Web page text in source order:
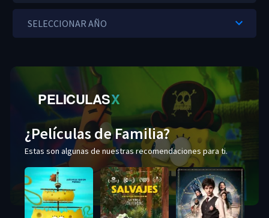
PELICULASX
¿Películas de Familia?
Estas son algunas de nuestras recomendaciones para ti.